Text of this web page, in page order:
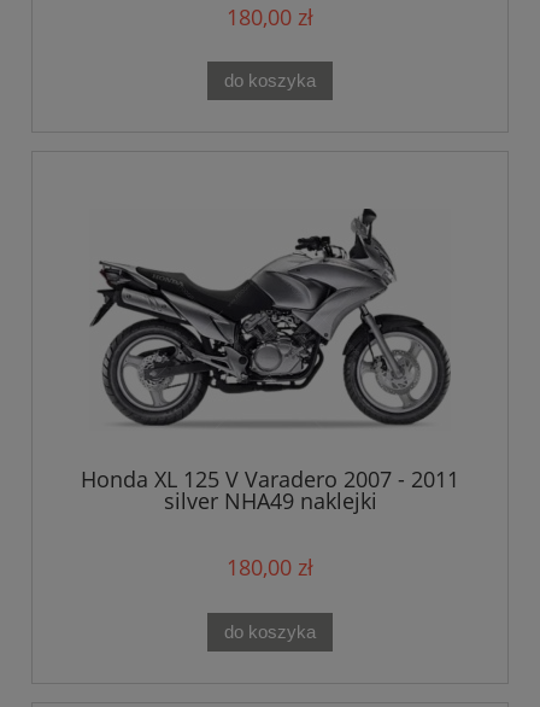
180,00 zł
do koszyka
Honda XL 125 V Varadero 2007 - 2011
silver NHA49 naklejki
180,00 zł
do koszyka